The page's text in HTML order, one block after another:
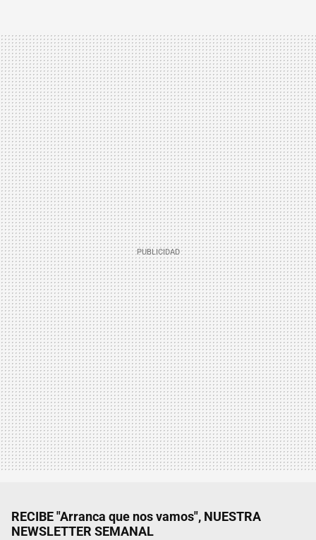
RECIBE "Arranca que nos vamos", NUESTRA
NEWSLETTER SEMANAL